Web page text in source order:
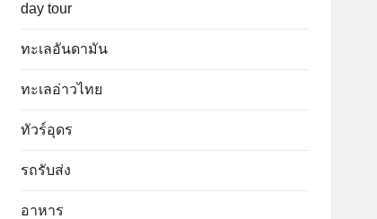
day tour
ทะเลอันดามัน
ทะเลอ่าวไทย
ทัวร์อุดร
รถรับส่ง
อาหาร